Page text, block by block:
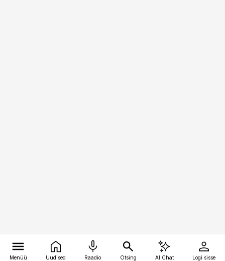
Menüü Uudised Raadio Otsing AI Chat Logi sisse